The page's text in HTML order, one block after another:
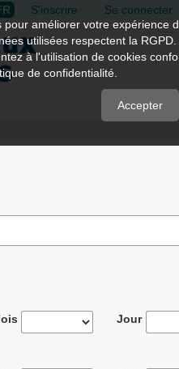
S'inscrire Se connecter
Jour
pour améliorer votre expérience
utilisées respectent la
à l'utilisation de cookies
de confidentialité.
Accepter